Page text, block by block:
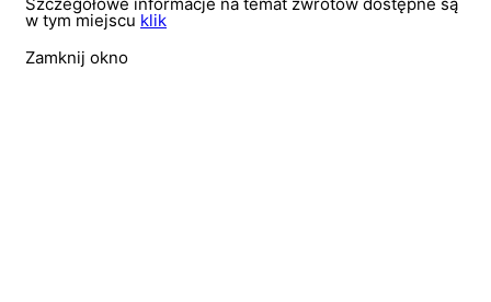
w tym miejscu klik
Zamknij okno